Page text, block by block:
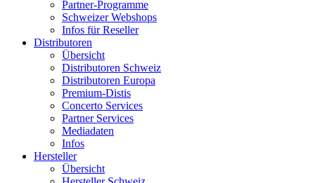
Partner-Programme
Schweizer Webshops
Infos für Reseller
Distributoren
Übersicht
Distributoren Schweiz
Distributoren Europa
Premium-Distis
Concerto Services
Partner Services
Mediadaten
Infos
Hersteller
Übersicht